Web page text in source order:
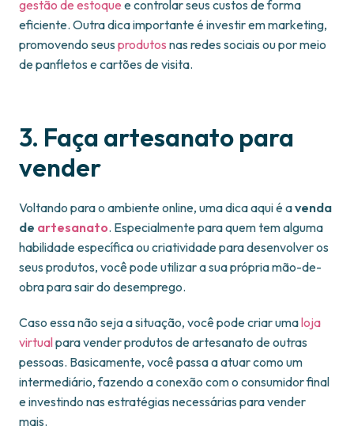
gestão de estoque e controlar seus custos de forma
eficiente. Outra dica importante é investir em marketing,
promovendo seus produtos nas redes sociais ou por meio
de panfletos e cartões de visita.
3. Faça artesanato para
vender
Voltando para o ambiente online, uma dica aqui é avenda
de artesanato. Especialmente para quem tem alguma
habilidade específica ou criatividade para desenvolver os
seus produtos, você pode utilizar a sua própria mão-de-
obra para sair do desemprego.
Caso essa não seja a situação, você pode criar umaloja
virtualpara vender produtos de artesanato de outras
pessoas. Basicamente, você passa a atuar como um
intermediário, fazendo a conexão com o consumidor final
e investindo nas estratégias necessárias para vender
mais.